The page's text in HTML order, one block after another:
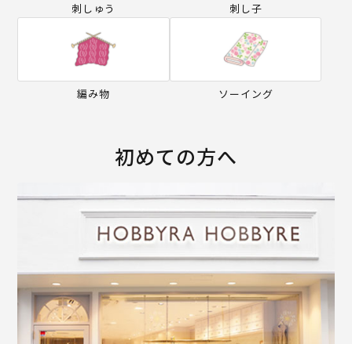
刺しゅう 刺し子
編み物 ソーイング
初めての方へ